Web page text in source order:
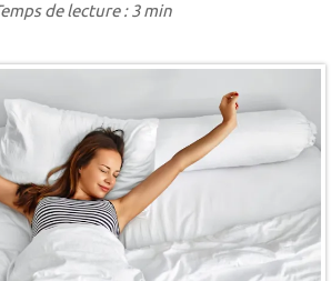
de lecture : 3 min